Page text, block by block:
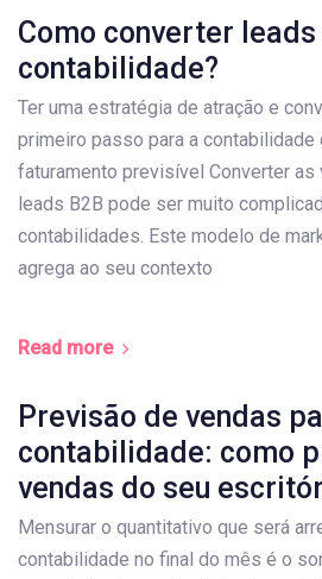
Como converter leads
contabilidade?
Ter uma estratégia de atração e
primeiro passo para a contabilidade
faturamento previsível Converter as
leads B2B pode ser muito
contabilidades. Este modelo de
agrega ao seu contexto
Read more
Previsão de vendas
contabilidade: como
vendas do seu
Mensurar o quantitativo que será
contabilidade no final do mês é o